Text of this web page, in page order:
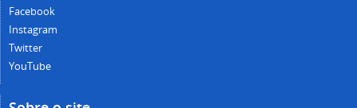
Facebook
Instagram
Twitter
YouTube